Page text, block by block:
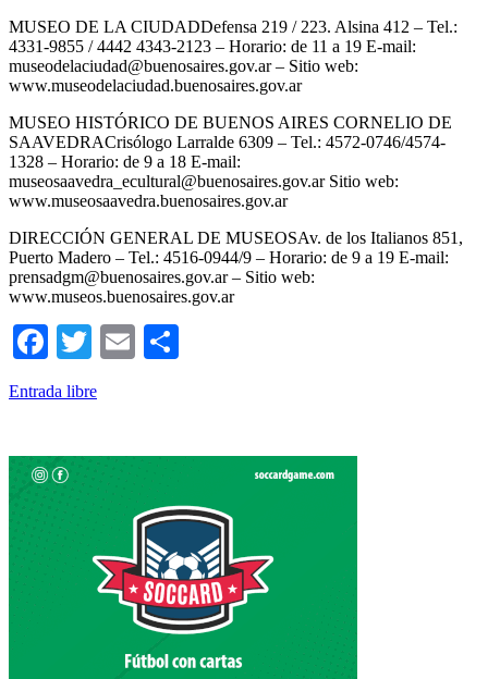
MUSEO DE LA CIUDADDefensa 219 / 223. Alsina 412 – Tel.:
4331-9855 / 4442 4343-2123 – Horario: de 11 a 19 E-mail:
museodelaciudad@buenosaires.gov.ar – Sitio web:
www.museodelaciudad.buenosaires.gov.ar
MUSEO HISTÓRICO DE BUENOS AIRES CORNELIO DE
SAAVEDRACrisólogo Larralde 6309 – Tel.: 4572-0746/4574-
1328 – Horario: de 9 a 18 E-mail:
museosaavedra_ecultural@buenosaires.gov.ar Sitio web:
www.museosaavedra.buenosaires.gov.ar
DIRECCIÓN GENERAL DE MUSEOSAv. de los Italianos 851,
Puerto Madero – Tel.: 4516-0944/9 – Horario: de 9 a 19 E-mail:
prensadgm@buenosaires.gov.ar – Sitio web:
www.museos.buenosaires.gov.ar
Facebook
TwitterEmail
Entrada libre